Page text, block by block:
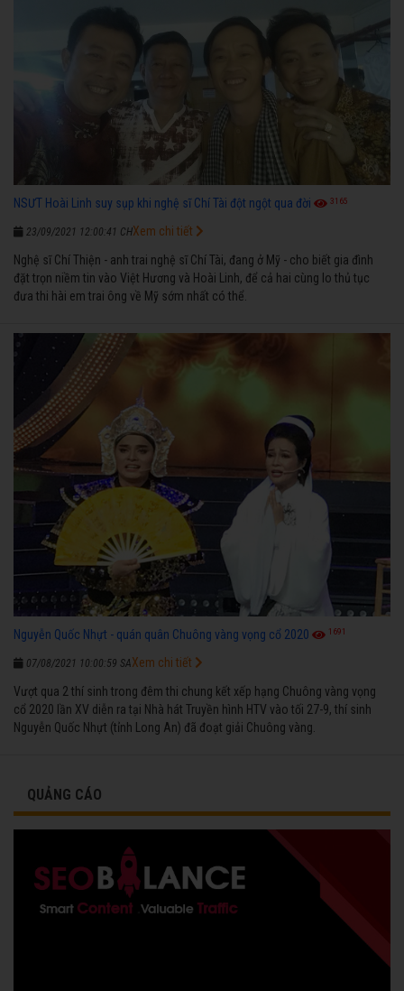
NSƯT Hoài Linh suy sụp khi nghệ sĩ Chí Tài đột ngột qua đời 3165
23/09/2021 12:00:41 CH
Nghệ sĩ Chí Thiện - anh trai nghệ sĩ Chí Tài, đang ở Mỹ - cho biết gia đình
đặt trọn niềm tin vào Việt Hương và Hoài Linh, để cả hai cùng lo thủ tục
đưa thi hài em trai ông về Mỹ sớm nhất có thể.
Xem chi tiết
Nguyễn Quốc Nhựt - quán quân Chuông vàng vọng cổ 2020 1691
07/08/2021 10:00:59 SA
Vượt qua 2 thí sinh trong đêm thi chung kết xếp hạng Chuông vàng vọng
cổ 2020 lần XV diễn ra tại Nhà hát Truyền hình HTV vào tối 27-9, thí sinh
Nguyễn Quốc Nhựt (tỉnh Long An) đã đoạt giải Chuông vàng.
Xem chi tiết
QUẢNG CÁO